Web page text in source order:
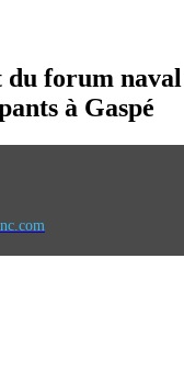
du forum
à Gaspé